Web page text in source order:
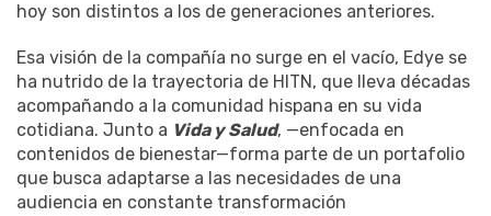
hoy son distintos a los de generaciones anteriores.
Esa visión de la compañía no surge en el vacío, Edye se
ha nutrido de la trayectoria de HITN, que lleva décadas
acompañando a la comunidad hispana en su vida
cotidiana. Junto a Vida y Salud, —enfocada en
contenidos de bienestar—forma parte de un portafolio
que busca adaptarse a las necesidades de una
audiencia en constante transformación